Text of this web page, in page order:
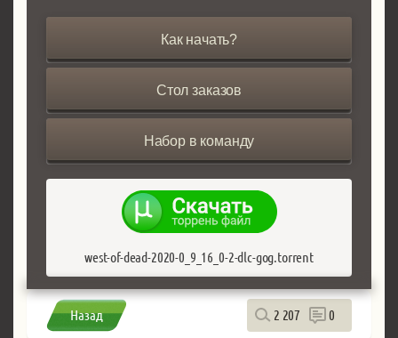
Как начать?
Стол заказов
Набор в команду
west-of-dead-2020-0_9_16_0-2-dlc-gog.torrent
Назад 2 207 0